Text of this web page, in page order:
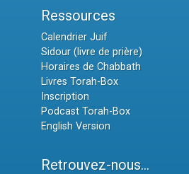
Ressources
Calendrier Juif
Sidour (livre de prière)
Horaires de Chabbath
Livres Torah-Box
Inscription
Podcast Torah-Box
English Version
Retrouvez-nous...